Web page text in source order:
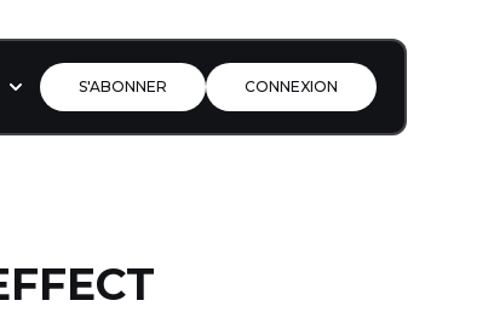
S'ABONNER CONNEXION